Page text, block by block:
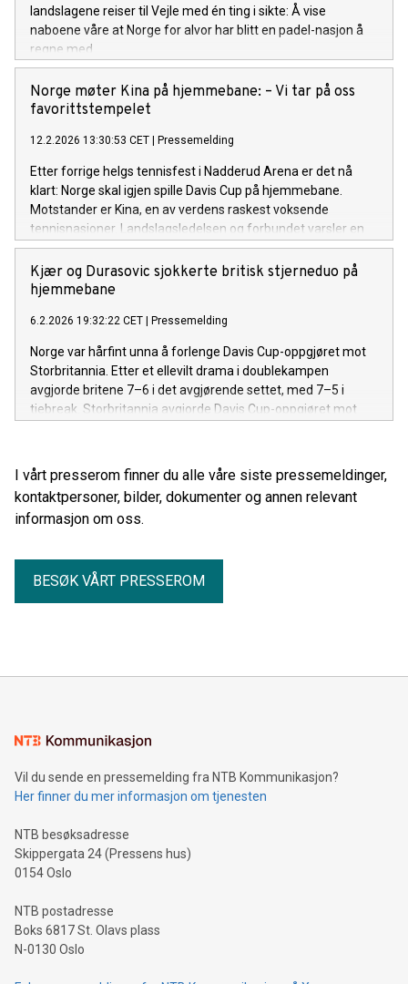
landslagene reiser til Vejle med én ting i sikte: Å vise
naboene våre at Norge for alvor har blitt en padel-nasjon å
regne med.
Norge møter Kina på hjemmebane: – Vi tar på oss
favorittstempelet
12.2.2026 13:30:53 CET Pressemelding
Etter forrige helgs tennisfest i Nadderud Arena er det nå
klart: Norge skal igjen spille Davis Cup på hjemmebane.
Motstander er Kina, en av verdens raskest voksende
tennisnasjoner. Landslagsledelsen og forbundet varsler en
tøff kamp, men har stor tro på norsk seier.
Kjær og Durasovic sjokkerte britisk stjerneduo på
hjemmebane
6.2.2026 19:32:22 CET Pressemelding
Norge var hårfint unna å forlenge Davis Cup-oppgjøret mot
Storbritannia. Etter et ellevilt drama i doublekampen
avgjorde britene 7–6 i det avgjørende settet, med 7–5 i
tiebreak. Storbritannia avgjorde Davis Cup-oppgjøret mot
I vårt presserom finner du alle våre siste pressemeldinger,
kontaktpersoner, bilder, dokumenter og annen relevant
informasjon om oss.
BESØK VÅRT PRESSEROM
Vil du sende en pressemelding fra NTB Kommunikasjon?
Her finner du mer informasjon om tjenesten
NTB besøksadresse
Skippergata 24 (Pressens hus)
0154 Oslo
NTB postadresse
Boks 6817 St. Olavs plass
N-0130 Oslo